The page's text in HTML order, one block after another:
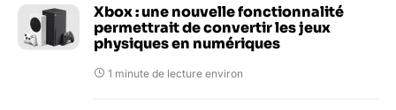
Xbox : une nouvelle fonctionnalité
permettrait de convertir les jeux
physiques en numériques
1 minute de lecture environ